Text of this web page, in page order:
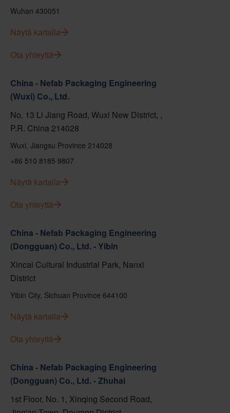
Wuhan 430051
Näytä kartalla
Ota yhteyttä
China - Nefab Packaging Engineering
(Wuxi) Co., Ltd.
No. 13 Li Jiang Road, Wuxi New District, ,
P.R. China 214028
Wuxi, Jiangsu Province 214028
+86 510 8185 9807
Näytä kartalla
Ota yhteyttä
China - Nefab Packaging Engineering
(Dongguan) Co., Ltd. - Yibin
Xincai Cultural Industrial Park, Nanxi
District
Yibin City, Sichuan Province 644100
Näytä kartalla
Ota yhteyttä
China - Nefab Packaging Engineering
(Dongguan) Co., Ltd. - Zhuhai
1st Floor, No. 1, Xinqing Second Road,